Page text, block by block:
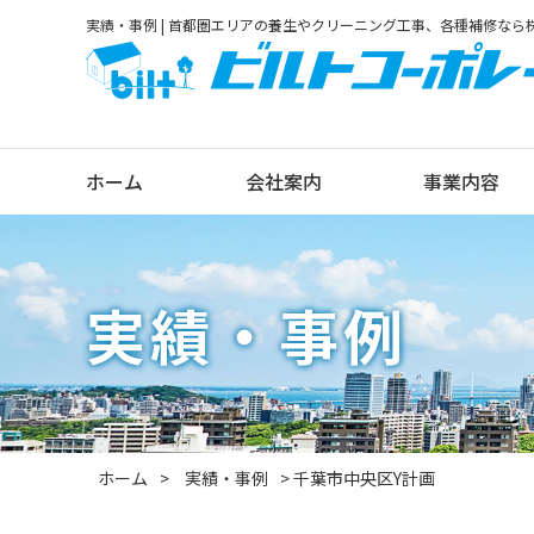
実績・事例 | 首都圏エリアの養生やクリーニング工事、各種補修な
ホーム 会社案内 事業内容
実績・事例
ホーム 実績・事例 千葉市中央区Y計画